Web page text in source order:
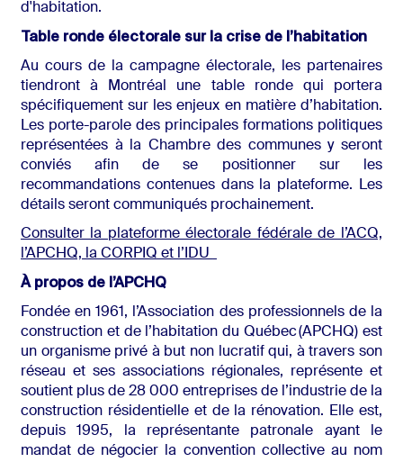
d'habitation.
Table ronde électorale sur la crise de l’habitation
Au cours de la campagne électorale, les partenaires
tiendront à Montréal une table ronde qui portera
spécifiquement sur les enjeux en matière d’habitation.
Les porte-parole des principales formations politiques
représentées à la Chambre des communes y seront
conviés afin de se positionner sur les
recommandations contenues dans la plateforme. Les
détails seront communiqués prochainement.
Consulter la plateforme électorale fédérale de l’ACQ,
l’APCHQ, la CORPIQ et l’IDU
À propos de l’APCHQ
Fondée en 1961, l’Association des professionnels de la
construction et de l’habitation du Québec (APCHQ) est
un organisme privé à but non lucratif qui, à travers son
réseau et ses associations régionales, représente et
soutient plus de 28 000 entreprises de l’industrie de la
construction résidentielle et de la rénovation. Elle est,
depuis 1995, la représentante patronale ayant le
mandat de négocier la convention collective au nom